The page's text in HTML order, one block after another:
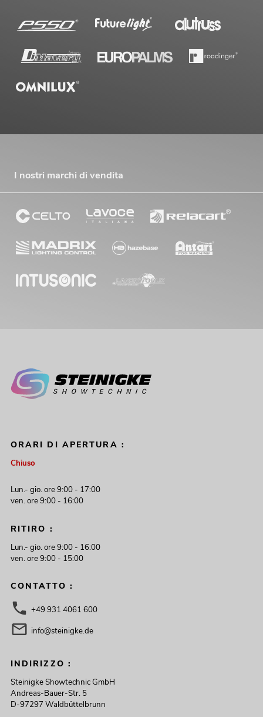
I nostri marchi di vendita
ORARI DI APERTURA :
Chiuso
Lun.- gio. ore 9:00 - 17:00
ven. ore 9:00 - 16:00
RITIRO :
Lun.- gio. ore 9:00 - 16:00
ven. ore 9:00 - 15:00
CONTATTO :
+49 931 4061 600
info@steinigke.de
INDIRIZZO :
Steinigke Showtechnic GmbH
Andreas-Bauer-Str. 5
D-97297 Waldbüttelbrunn